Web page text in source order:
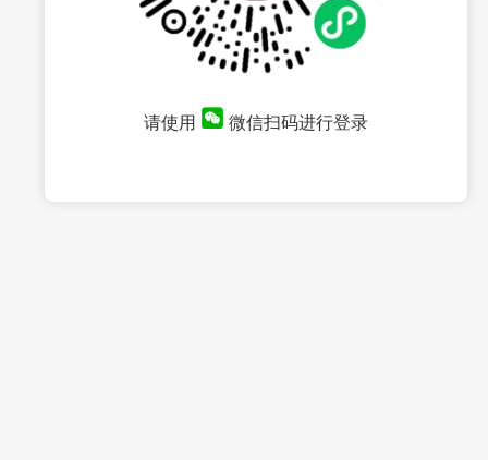
请使用 微信扫码进行登录